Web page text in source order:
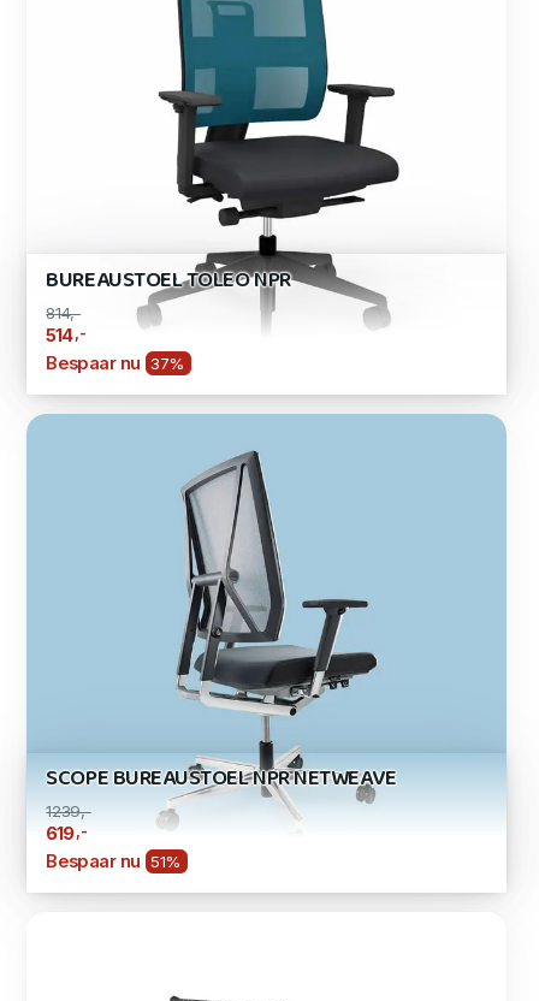
BUREAUSTOEL TOLEO NPR
814,-
514,-
Bespaar nu 37%
SCOPE BUREAUSTOEL NPR NETWEAVE
1239,-
619,-
Bespaar nu 51%